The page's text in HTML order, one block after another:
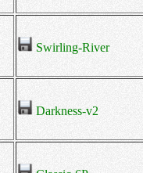
Swirling-River
Darkness-v2